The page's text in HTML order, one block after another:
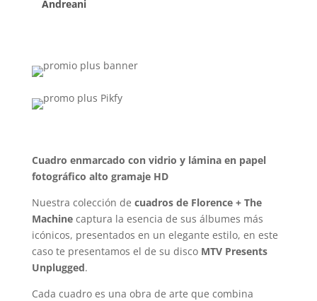
Andreani
Cuadro enmarcado con vidrio y lámina en papel
fotográfico alto gramaje HD
Nuestra colección de cuadros de Florence + The
Machinecaptura la esencia de sus álbumes más
icónicos, presentados en un elegante estilo, en este
caso te presentamos el de su disco MTV Presents
Unplugged.
Cada cuadro es una obra de arte que combina